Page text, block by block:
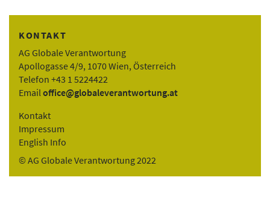
KONTAKT
AG Globale Verantwortung
Apollogasse 4/9, 1070 Wien, Österreich
Telefon +43 1 5224422
Emailoffice@globaleverantwortung.at
Kontakt
Impressum
English Info
© AG Globale Verantwortung 2022